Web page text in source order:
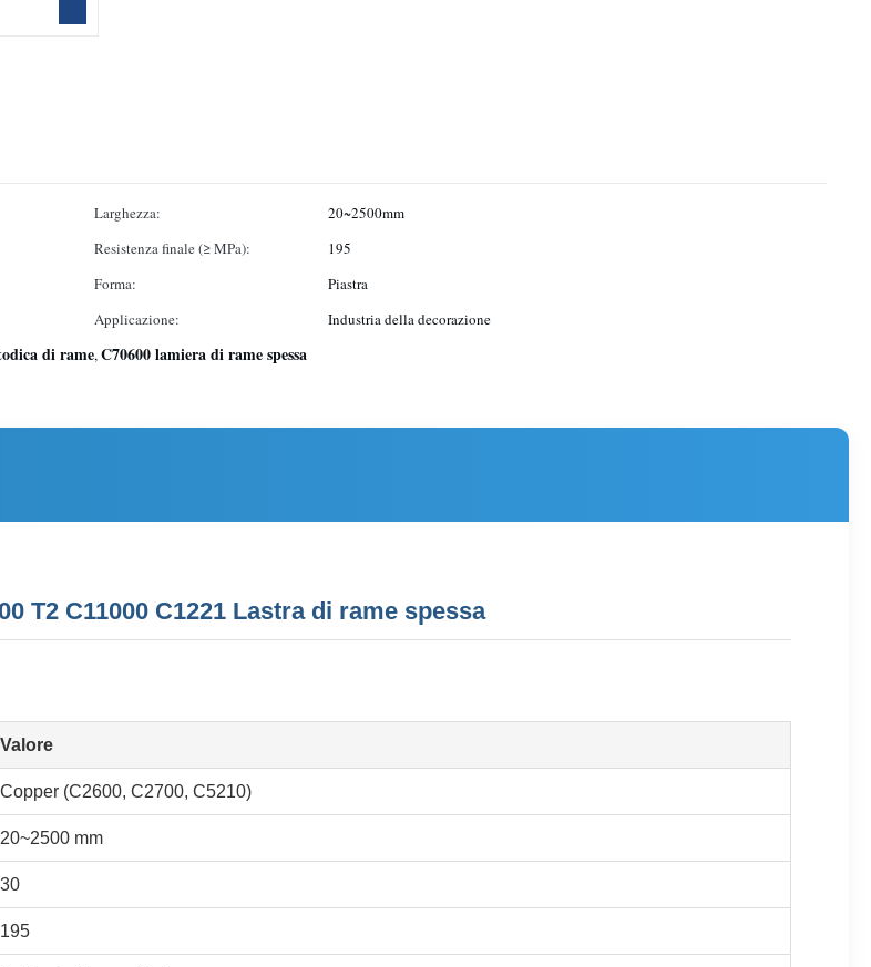
Larghezza:
20~2500mm
Resistenza finale (≥ MPa):
195
Forma:
Piastra
Applicazione:
Industria della decorazione
di rame,C70600 lamiera di rame spessa
T2 C11000 C1221 Lastra di rame spessa
Valore
Copper (C2600, C2700, C5210)
20~2500 mm
30
195